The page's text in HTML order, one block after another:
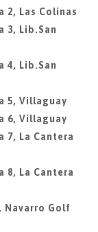
2, Las Colinas
3, Lib.San
4, Lib.San
5, Villaguay
6, Villaguay
7, La Cantera
8, La Cantera
Navarro Golf